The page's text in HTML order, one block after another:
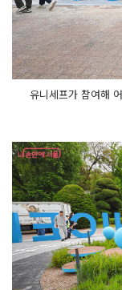
유니세프가 참여해